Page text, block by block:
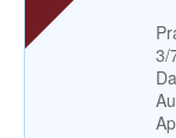
3/